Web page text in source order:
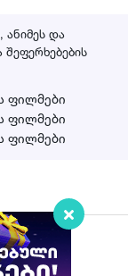
და
ფილმები
ფილმები
ფილმები